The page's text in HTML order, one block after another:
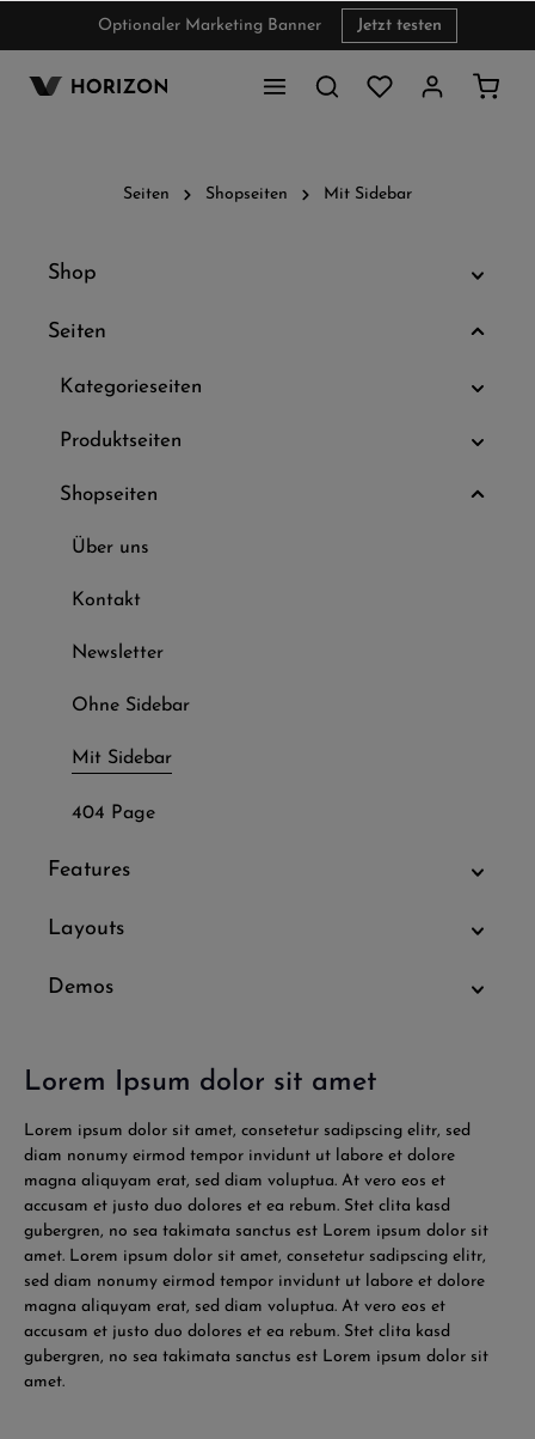
springenOptionaler Marketing Banner Jetzt testen
Seiten Shopseiten Mit Sidebar
Shop
Seiten
Kategorieseiten
Produktseiten
Shopseiten
Über uns
Kontakt
Newsletter
Ohne Sidebar
Mit Sidebar
404 Page
Features
Layouts
Demos
Lorem Ipsum dolor sit amet
Lorem ipsum dolor sit amet, consetetur sadipscing elitr, sed
diam nonumy eirmod tempor invidunt ut labore et dolore
magna aliquyam erat, sed diam voluptua. At vero eos et
accusam et justo duo dolores et ea rebum. Stet clita kasd
gubergren, no sea takimata sanctus est Lorem ipsum dolor sit
amet. Lorem ipsum dolor sit amet, consetetur sadipscing elitr,
sed diam nonumy eirmod tempor invidunt ut labore et dolore
magna aliquyam erat, sed diam voluptua. At vero eos et
accusam et justo duo dolores et ea rebum. Stet clita kasd
gubergren, no sea takimata sanctus est Lorem ipsum dolor sit
amet.